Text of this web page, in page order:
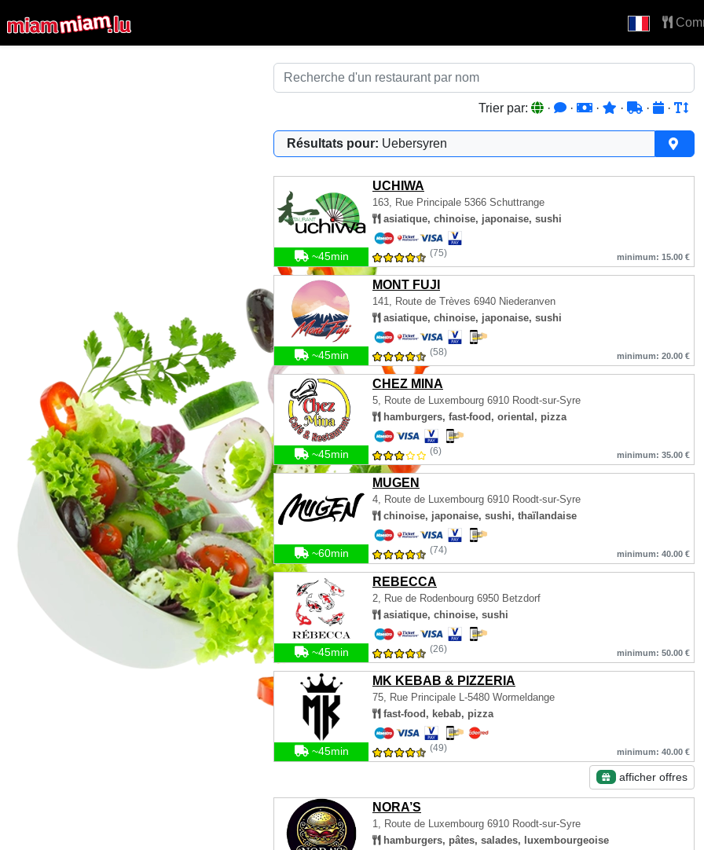
Trier par: · · · · · ·
Résultats pour: Uebersyren
UCHIWA
163, Rue Principale 5366 Schuttrange
asiatique, chinoise, japonaise, sushi
~45min (75) minimum: 15.00 €
MONT FUJI
141, Route de Trèves 6940 Niederanven
asiatique, chinoise, japonaise, sushi
~45min (58) minimum: 20.00 €
CHEZ MINA
5, Route de Luxembourg 6910 Roodt-sur-Syre
hamburgers, fast-food, oriental, pizza
~45min (6) minimum: 35.00 €
MUGEN
4, Route de Luxembourg 6910 Roodt-sur-Syre
chinoise, japonaise, sushi, thaïlandaise
~60min (74) minimum: 40.00 €
REBECCA
2, Rue de Rodenbourg 6950 Betzdorf
asiatique, chinoise, sushi
~45min (26) minimum: 50.00 €
MK KEBAB & PIZZERIA
75, Rue Principale L-5480 Wormeldange
fast-food, kebab, pizza
~45min (49) minimum: 40.00 €
afficher offres
NORA’S
1, Route de Luxembourg 6910 Roodt-sur-Syre
hamburgers, pâtes, salades, luxembourgeoise